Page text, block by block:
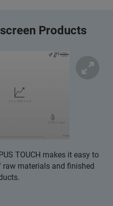
Products
TOUCH makes it easy to
materials and finished